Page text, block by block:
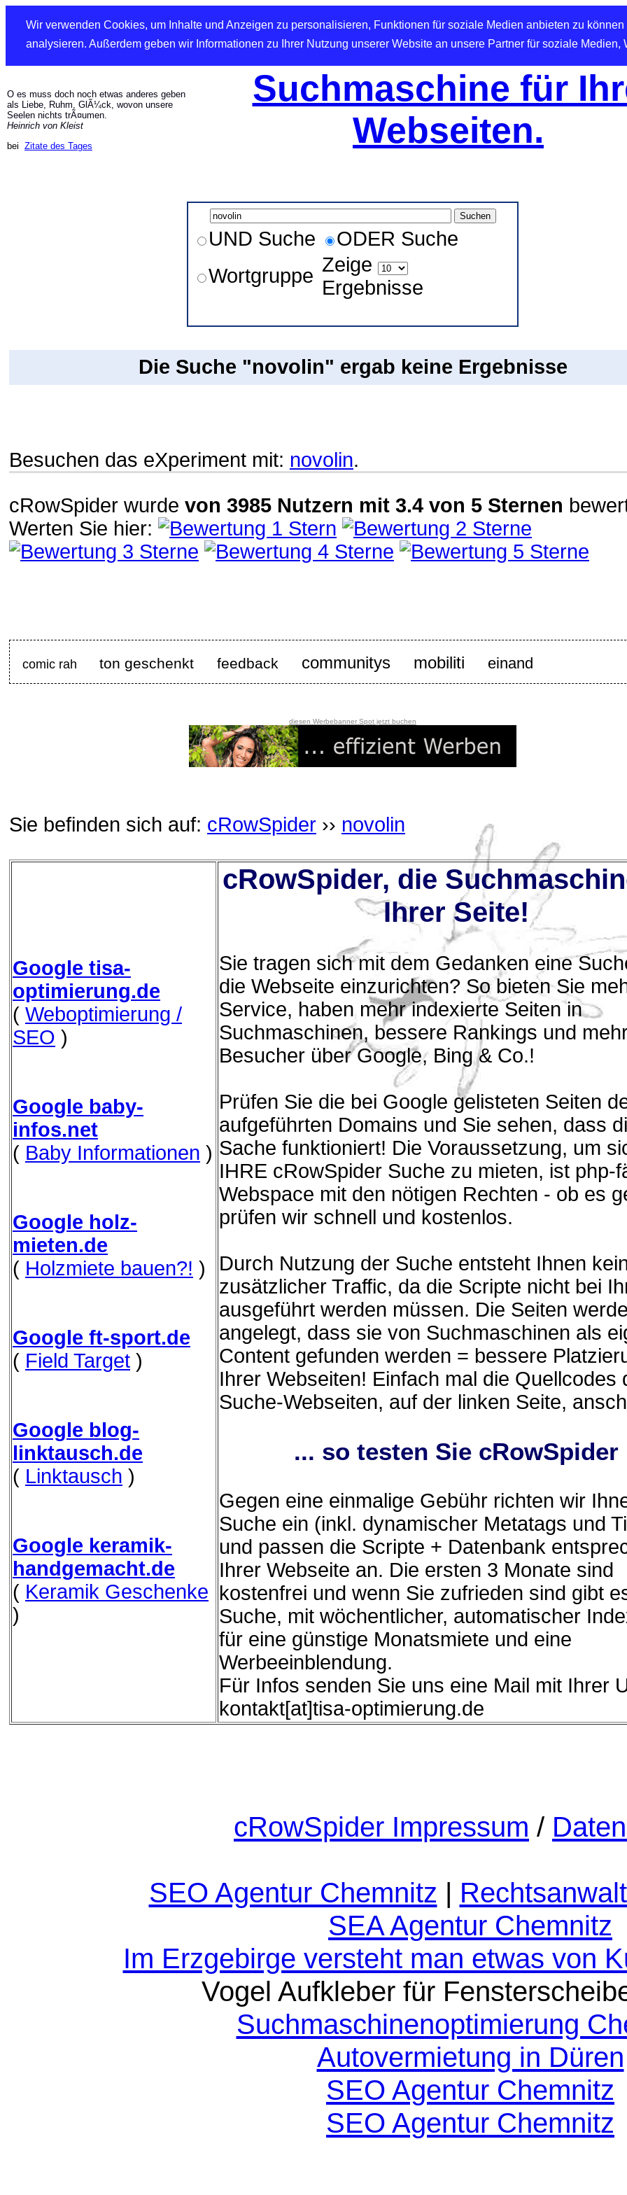
Wir verwenden Cookies, um Inhalte und Anzeigen zu personalisieren, Funktionen für soziale Medien anbieten zu
analysieren. Außerdem geben wir Informationen zu Ihrer Nutzung unserer Website an unsere Partner für soziale Medien,
O es muss doch noch etwas anderes geben
als Liebe, Ruhm, GlÃ¼ck, wovon unsere
Seelen nichts trÃ¤umen.
Heinrich von Kleist
bei Zitate des Tages
Suchmaschine für
Webseiten.
UND Suche
ODER Suche
Wortgruppe Zeige
Ergebnisse
Die Suche "novolin" ergab keine Ergebnisse
Besuchen das eXperiment mit: novolin.
cRowSpider wurde von 3985 Nutzern mit 3.4 von 5 Sternen
Werten Sie hier:
comic rah ton geschenkt feedback communitys mobiliti einand
diesen Werbebanner Spot jetzt buchen
Sie befinden sich auf: cRowSpider ›› novolin
Google tisa-
optimierung.de
( Weboptimierung /
SEO )
Google baby-
infos.net
( Baby Informationen )
Google holz-
mieten.de
( Holzmiete bauen?! )
Google ft-sport.de
( Field Target )
Google blog-
linktausch.de
( Linktausch )
Google keramik-
handgemacht.de
( Keramik Geschenke
)
cRowSpider, die
Ihrer Seite!
Sie tragen sich mit dem Gedanken eine
die Webseite einzurichten? So bieten Sie
Service, haben mehr indexierte Seiten in
Suchmaschinen, bessere Rankings und
Besucher über Google, Bing & Co.!
Prüfen Sie die bei Google gelisteten Seiten
aufgeführten Domains und Sie sehen, dass
Sache funktioniert! Die Voraussetzung, um
IHRE cRowSpider Suche zu mieten, ist php-
Webspace mit den nötigen Rechten - ob es
prüfen wir schnell und kostenlos.
Durch Nutzung der Suche entsteht Ihnen
zusätzlicher Traffic, da die Scripte nicht bei
ausgeführt werden müssen. Die Seiten
angelegt, dass sie von Suchmaschinen als
Content gefunden werden = bessere
Ihrer Webseiten! Einfach mal die Quellcodes
Suche-Webseiten, auf der linken Seite,
... so testen Sie cRowSpider
Gegen eine einmalige Gebühr richten wir
Suche ein (inkl. dynamischer Metatags und
und passen die Scripte + Datenbank
Ihrer Webseite an. Die ersten 3 Monate sind
kostenfrei und wenn Sie zufrieden sind gibt
Suche, mit wöchentlicher, automatischer
für eine günstige Monatsmiete und eine
Werbeeinblendung.
Für Infos senden Sie uns eine Mail mit Ihrer
kontakt[at]tisa-optimierung.de
cRowSpider Impressum /
SEO Agentur Chemnitz |
SEA Agentur Chemnitz
Im Erzgebirge versteht man etwas von
Vogel Aufkleber für
Suchmaschinenoptimierung
Autovermietung in Düren
SEO Agentur Chemnitz
SEO Agentur Chemnitz